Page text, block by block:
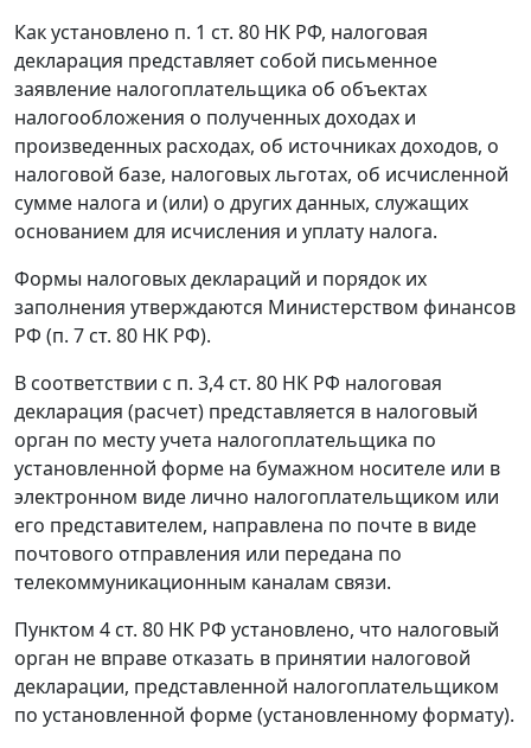
Как установлено п. 1 ст. 80 НК РФ, налоговая
декларация представляет собой письменное
заявление налогоплательщика об объектах
налогообложения о полученных доходах и
произведенных расходах, об источниках доходов, о
налоговой базе, налоговых льготах, об исчисленной
сумме налога и (или) о других данных, служащих
основанием для исчисления и уплату налога.
Формы налоговых деклараций и порядок их
заполнения утверждаются Министерством финансов
РФ (п. 7 ст. 80 НК РФ).
В соответствии с п. 3,4 ст. 80 НК РФ налоговая
декларация (расчет) представляется в налоговый
орган по месту учета налогоплательщика по
установленной форме на бумажном носителе или в
электронном виде лично налогоплательщиком или
его представителем, направлена по почте в виде
почтового отправления или передана по
телекоммуникационным каналам связи.
Пунктом 4 ст. 80 НК РФ установлено, что налоговый
орган не вправе отказать в принятии налоговой
декларации, представленной налогоплательщиком
по установленной форме (установленному формату).